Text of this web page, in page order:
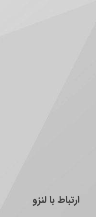
ارتباط با لنزو